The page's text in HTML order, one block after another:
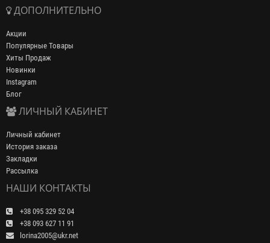
ДОПОЛНИТЕЛЬНО
Акции
Популярные Товары
Хиты Продаж
Новинки
Instagram
Блог
ЛИЧНЫЙ КАБИНЕТ
Личный кабинет
История заказа
Закладки
Рассылка
НАШИ КОНТАКТЫ
+38 095 329 52 04
+38 093 627 11 91
lorina2005@ukr.net